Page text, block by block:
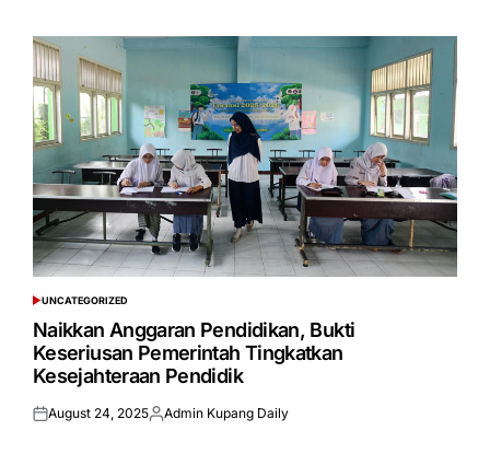
POSTED
IN
UNCATEGORIZED
Naikkan Anggaran Pendidikan, Bukti
Keseriusan Pemerintah Tingkatkan
Kesejahteraan Pendidik
Posted
August 24, 2025Posted
Admin Kupang Daily